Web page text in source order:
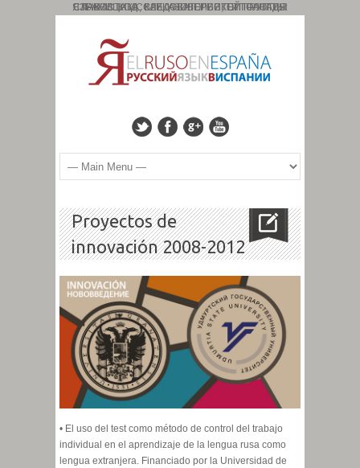
СТРАНИЦА ИССЛЕДОВАТЕЛЬСКОЙ ГРУППЫ: СЛАВИСТИКА, КАВКАЗОЛОГИЯ, ТИПОЛОГИЯ ЯЗЫКОВ. КОД : 827. УНИВЕРСИТЕТ ГРАНАДЫ
Proyectos de
innovación 2008-2012
• El uso del test como método de control del trabajo
individual en el aprendizaje de la lengua rusa como
lengua extranjera. Financiado por la Universidad de